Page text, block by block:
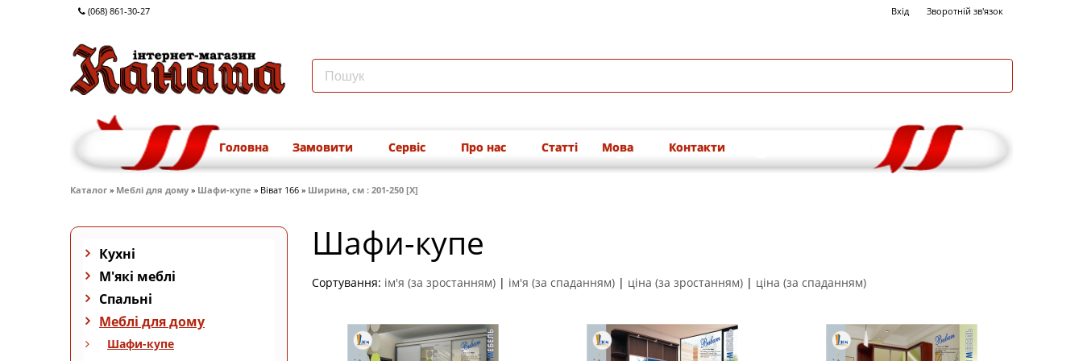
(068) 861-30-27 Вхід Зворотній зв'язок
Головна Замовити Сервіс Про нас Статті Мова Контакти
Каталог » Меблі для дому » Шафи-купе » Віват 166 » Ширина, см : 201-250 [X]
Кухні
М'які меблі
Спальні
Меблі для дому
Шафи-купе
Шафи-купе
Сортування: ім'я (за зростанням) | ім'я (за спаданням) | ціна (за зростанням) | ціна (за спаданням)